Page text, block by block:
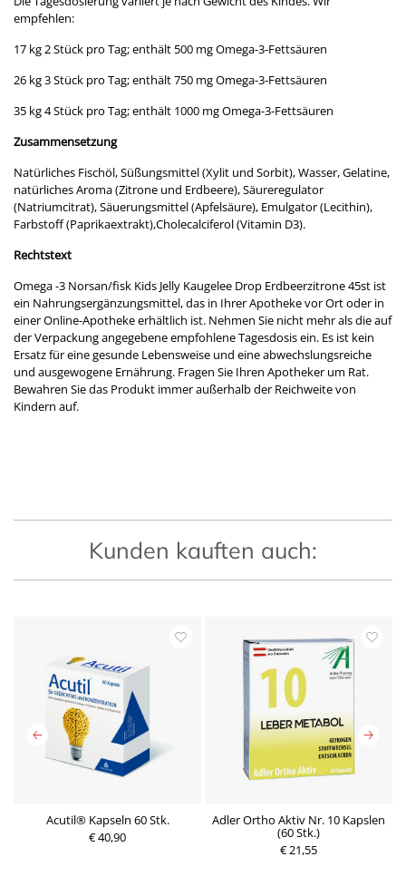
empfehlen:
17 kg 2 Stück pro Tag; enthält 500 mg Omega-3-Fettsäuren
26 kg 3 Stück pro Tag; enthält 750 mg Omega-3-Fettsäuren
35 kg 4 Stück pro Tag; enthält 1000 mg Omega-3-Fettsäuren
Zusammensetzung
Natürliches Fischöl, Süßungsmittel (Xylit und Sorbit), Wasser, Gelatine,
natürliches Aroma (Zitrone und Erdbeere), Säureregulator
(Natriumcitrat), Säuerungsmittel (Apfelsäure), Emulgator (Lecithin),
Farbstoff (Paprikaextrakt),Cholecalciferol (Vitamin D3).
Rechtstext
Omega -3 Norsan/fisk Kids Jelly Kaugelee Drop Erdbeerzitrone 45st ist
ein Nahrungsergänzungsmittel, das in Ihrer Apotheke vor Ort oder in
einer Online-Apotheke erhältlich ist. Nehmen Sie nicht mehr als die auf
der Verpackung angegebene empfohlene Tagesdosis ein. Es ist kein
Ersatz für eine gesunde Lebensweise und eine abwechslungsreiche
und ausgewogene Ernährung. Fragen Sie Ihren Apotheker um Rat.
Bewahren Sie das Produkt immer außerhalb der Reichweite von
Kindern auf.
Kunden kauften auch:
Acutil® Kapseln 60 Stk.
€ 40,90
Adler Ortho Aktiv Nr. 10 Kapslen
(60 Stk.)
€ 21,55